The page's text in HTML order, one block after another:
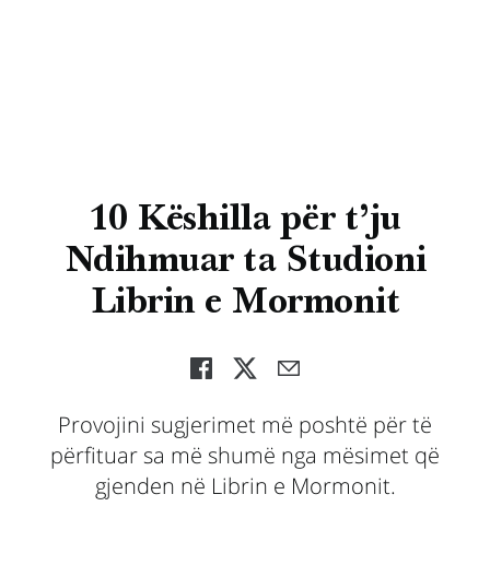
10 Këshilla për t’ju
Ndihmuar ta Studioni
Librin e Mormonit
Provojini sugjerimet më poshtë për të
përfituar sa më shumë nga mësimet që
gjenden në Librin e Mormonit.